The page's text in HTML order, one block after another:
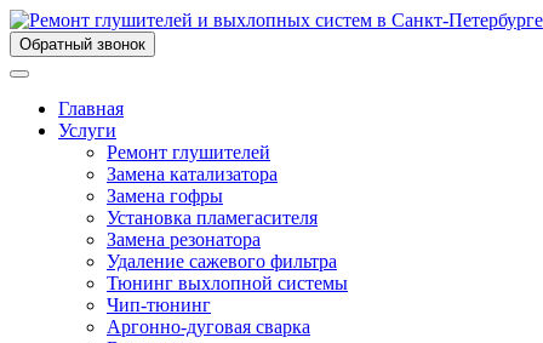
Обратный звонок
Главная
Услуги
Ремонт глушителей
Замена катализатора
Замена гофры
Установка пламегасителя
Замена резонатора
Удаление сажевого фильтра
Тюнинг выхлопной системы
Чип-тюнинг
Аргонно-дуговая сварка